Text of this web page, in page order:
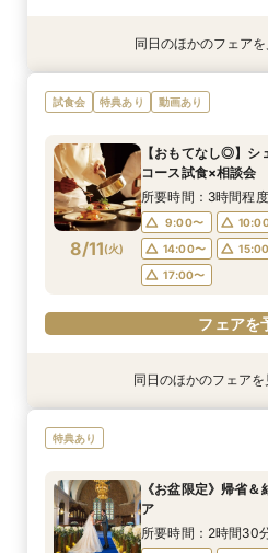
特典あり
8/10(月)
《少人数婚向け》4
◎試食付き相談会
10:00〜
11:00
13:00〜
14:00
16:00〜
電話予約のみ
特典あり
8/10(月)
平日フェア《試食付
見学×見積り相談
10:00〜
11:00
13:00〜
14:00
16:00〜
電話予約のみ
同日のほかのフェアを
試食会 特典あり 動画あり
8/11(火)
【おもてなし◎】シ
コース試食×相談会
所要時間：3時間程度
9:00〜
14:00〜
17:00〜
フェアを
特典あり 動画あり
8/11(火)
《ガーデン新登場
14:00〜
特典あり
8/11(火)
《少人数婚向け》4
14:00〜
特典あり
8/11(火)
《独立型神殿あり
14:00〜
8/11(火)
《はじめての見学
14:00〜
同日のほかのフェアを
特典あり
《お盆限定》帰省
ア
所要時間：2時間30